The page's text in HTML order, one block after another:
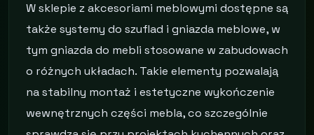
W sklepie z akcesoriami meblowymi dostępne są
także systemy do szuflad i gniazda meblowe, w
tym gniazda do mebli stosowane w zabudowach
o różnych układach. Takie elementy pozwalają
na stabilny montaż i estetyczne wykończenie
wewnętrznych części mebla, co szczególnie